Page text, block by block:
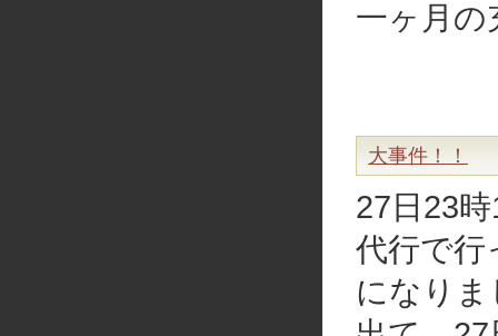
一ヶ月の
大事件！！
27日23
代行で行
になりま